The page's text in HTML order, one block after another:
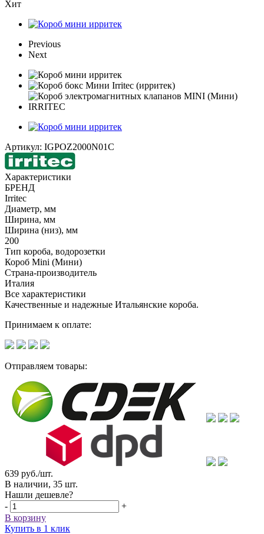
Хит
Previous
Next
Артикул: IGPOZ2000N01C
Характеристики
БРЕНД
Irritec
Диаметр, мм
Ширина, мм
Ширина (низ), мм
200
Тип короба, водорозетки
Короб Mini (Мини)
Страна-производитель
Италия
Все характеристики
Качественные и надежные Итальянские короба.
Принимаем к оплате:
Отправляем товары:
639 руб./шт.
В наличии, 35 шт.
Нашли дешевле?
-
+
В корзину
Купить в 1 клик